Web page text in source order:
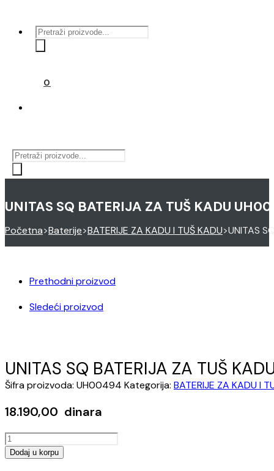
Products
search
0
Products
search
UNITAS SQ BATERIJA ZA TUŠ KADU
Početna>Baterije>BATERIJE ZA KADU I TUŠ KADU>UNITAS
Prethodni proizvod
Sledeći proizvod
UNITAS SQ BATERIJA ZA TUŠ
Šifra proizvoda: UH00494 Kategorija: BATERIJE ZA KADU I
18.190,00 dinara
UNITAS
SQDodaj u korpu